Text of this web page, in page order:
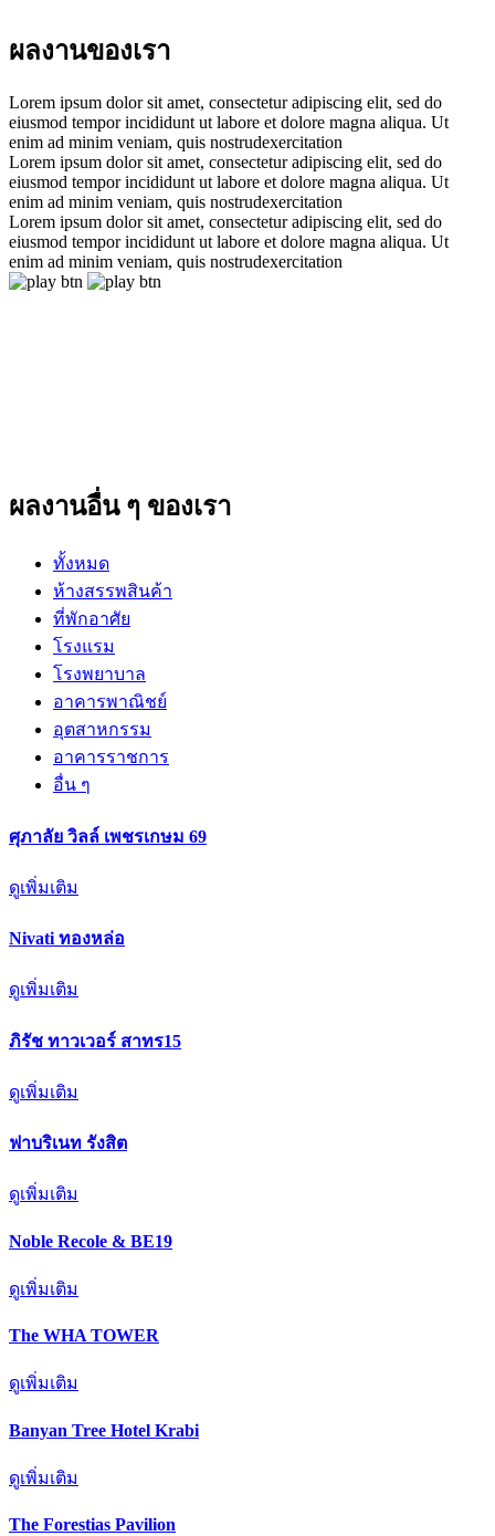
ผลงานของเรา
Lorem ipsum dolor sit amet, consectetur adipiscing elit, sed do
eiusmod tempor incididunt ut labore et dolore magna aliqua. Ut
enim ad minim veniam, quis nostrudexercitation
Lorem ipsum dolor sit amet, consectetur adipiscing elit, sed do
eiusmod tempor incididunt ut labore et dolore magna aliqua. Ut
enim ad minim veniam, quis nostrudexercitation
Lorem ipsum dolor sit amet, consectetur adipiscing elit, sed do
eiusmod tempor incididunt ut labore et dolore magna aliqua. Ut
enim ad minim veniam, quis nostrudexercitation
ผลงานอื่น ๆ ของเรา
ทั้งหมด
ห้างสรรพสินค้า
ที่พักอาศัย
โรงแรม
โรงพยาบาล
อาคารพาณิชย์
อุตสาหกรรม
อาคารราชการ
อื่น ๆ
ศุภาลัย วิลล์ เพชรเกษม 69
ดูเพิ่มเติม
Nivati ทองหล่อ
ดูเพิ่มเติม
ภิรัช ทาวเวอร์ สาทร15
ดูเพิ่มเติม
ฟาบริเนท รังสิต
ดูเพิ่มเติม
Noble Recole & BE19
ดูเพิ่มเติม
The WHA TOWER
ดูเพิ่มเติม
Banyan Tree Hotel Krabi
ดูเพิ่มเติม
The Forestias Pavilion